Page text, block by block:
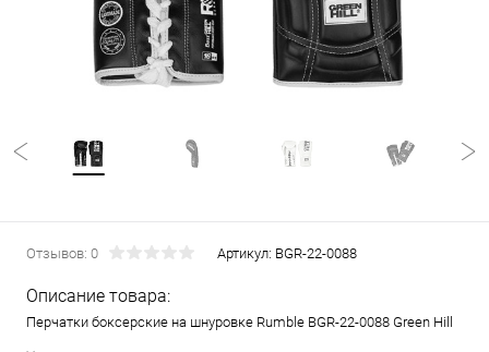
Отзывов: 0 Артикул: BGR-22-0088
Описание товара:
Перчатки боксерские на шнуровке Rumble BGR-22-0088 Green Hill